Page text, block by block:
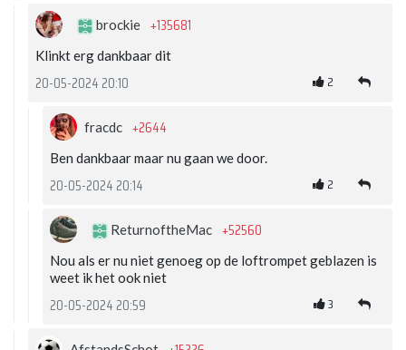
brockie +135681
Klinkt erg dankbaar dit
20-05-2024 20:10 2
fracdc +2644
Ben dankbaar maar nu gaan we door.
20-05-2024 20:14 2
ReturnoftheMac +52560
Nou als er nu niet genoeg op de loftrompet geblazen is
weet ik het ook niet
20-05-2024 20:59 3